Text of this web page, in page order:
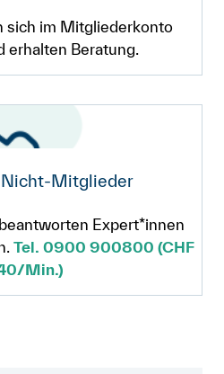
sich im Mitgliederkonto
erhalten Beratung.
Mitglieder
Expert*innen
Tel. 0900 900800 (CHF
Min.)